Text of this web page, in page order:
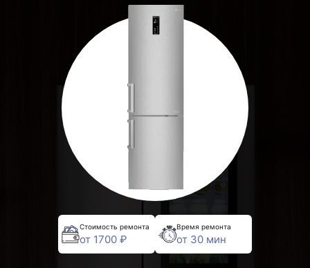
Стоимость ремонта
от 1700 ₽
Время ремонта
от 30 мин